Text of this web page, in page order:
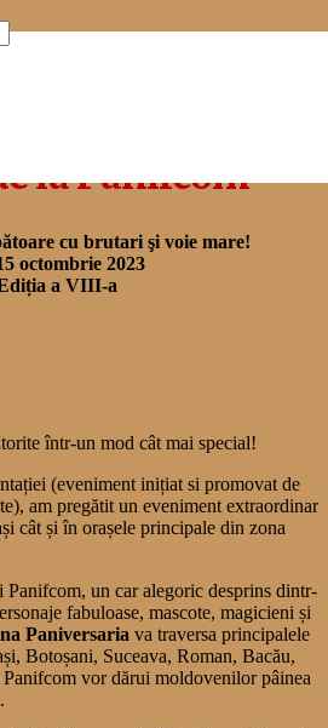
la Panifcom
cu brutari şi voie mare!
octombrie 2023
a VIII-a
într-un mod cât mai special!
(eveniment inițiat si promovat de
am pregătit un eveniment extraordinar
cât și în orașele principale din zona
Panifcom, un car alegoric desprins dintr-
fabuloase, mascote, magicieni și
Paniversaria va traversa principalele
Botoșani, Suceava, Roman, Bacău,
vor dărui moldovenilor pâinea